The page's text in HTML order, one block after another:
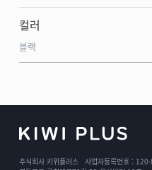
컬러
블랙
주식회사 키위플러스 사업자등록번호 :